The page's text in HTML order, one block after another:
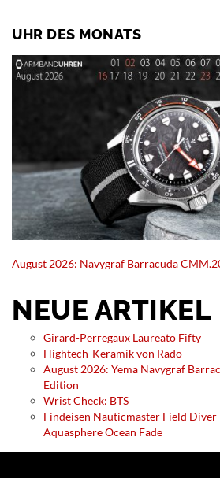
UHR DES MONATS
August 2026: Navygraf Barracuda
NEUE ARTIKEL
Girard-Perregaux Laureato Fifty
Hightech-Keramik von Rado
August 2026: Yema Navygraf
Edition
Wrist Check: BTS
Findeisen Nauticmaster Field Diver
Aquasphere Ocean Fade